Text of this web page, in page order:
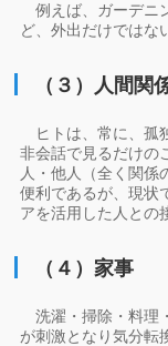
例えば、ガーデニ
ど、外出だけではな
（３）人間関
ヒトは、常に、孤
非会話で見るだけの
人・他人（全く関係
便利であるが、現状
アを活用した人との
（４）家事
洗濯・掃除・料理
が刺激となり気分転